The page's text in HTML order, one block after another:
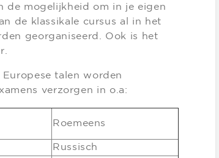
de mogelijkheid om in je eigen
de klassikale cursus al in het
georganiseerd. Ook is het
talen worden
verzorgen in o.a:
Roemeens
Russisch